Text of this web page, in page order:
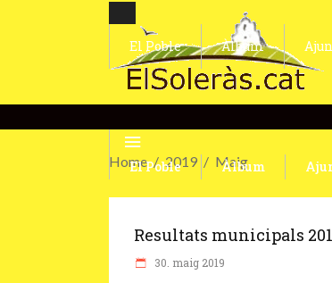
El Poble Àlbum
El Poble Àlbum
Home 2019 Maig
Resultats municipals
30. maig 2019